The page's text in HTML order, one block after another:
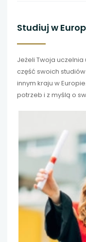
Studiuj w
Jeżeli Twoja
część swoich
innym kraju w
potrzeb i z myślą o